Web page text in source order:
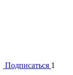
Подписаться 1